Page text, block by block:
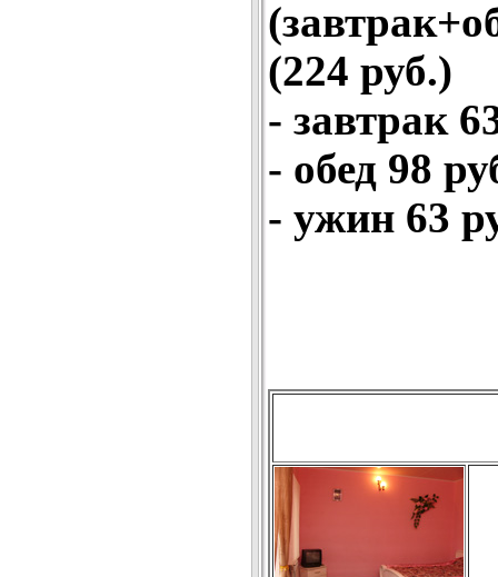
(224 руб.)
- завтрак
- обед 98
- ужин 63